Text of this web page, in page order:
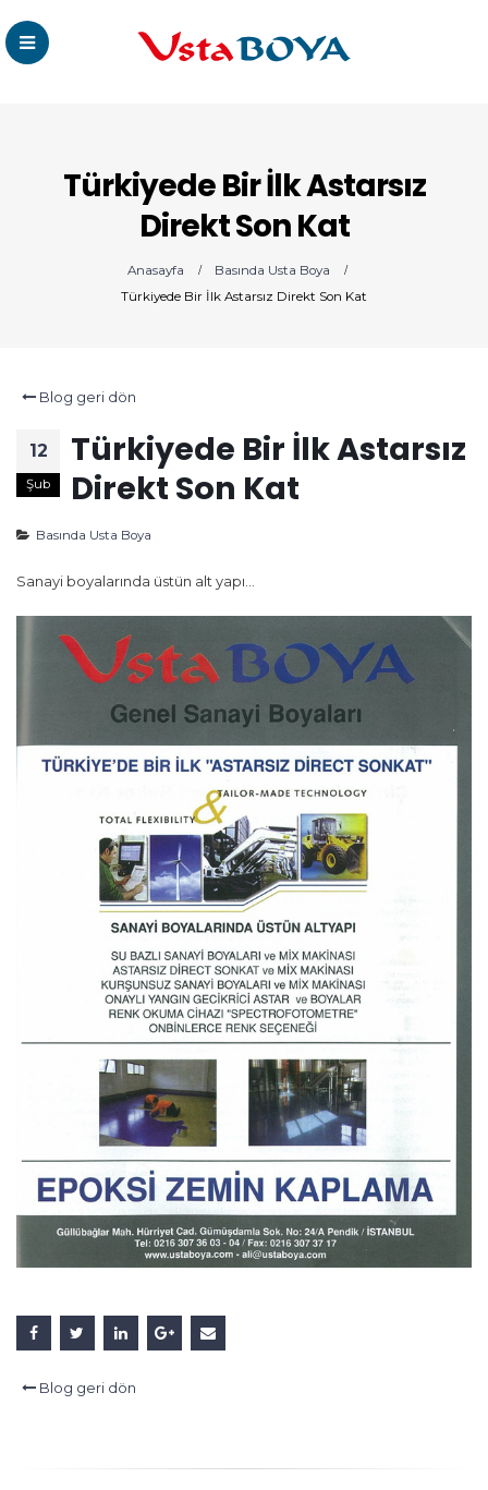
Türkiyede Bir İlk Astarsız
Direkt Son Kat
Anasayfa
Basında Usta Boya
Türkiyede Bir İlk Astarsız Direkt Son Kat
Blog geri dön
12
Şub
Türkiyede Bir İlk Astarsız
Direkt Son Kat
Basında Usta Boya
Sanayi boyalarında üstün alt yapı…
Blog geri dön